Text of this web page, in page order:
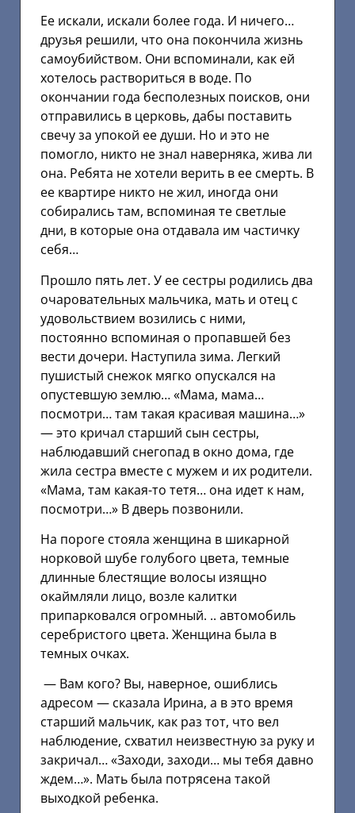
Ее искали, искали более года. И ничего…
друзья решили, что она покончила жизнь
самоубийством. Они вспоминали, как ей
хотелось раствориться в воде. По
окончании года бесполезных поисков, они
отправились в церковь, дабы поставить
свечу за упокой ее души. Но и это не
помогло, никто не знал наверняка, жива ли
она. Ребята не хотели верить в ее смерть. В
ее квартире никто не жил, иногда они
собирались там, вспоминая те светлые
дни, в которые она отдавала им частичку
себя…
Прошло пять лет. У ее сестры родились два
очаровательных мальчика, мать и отец с
удовольствием возились с ними,
постоянно вспоминая о пропавшей без
вести дочери. Наступила зима. Легкий
пушистый снежок мягко опускался на
опустевшую землю… «Мама, мама…
посмотри… там такая красивая машина…»
— это кричал старший сын сестры,
наблюдавший снегопад в окно дома, где
жила сестра вместе с мужем и их родители.
«Мама, там какая-то тетя… она идет к нам,
посмотри…» В дверь позвонили.
На пороге стояла женщина в шикарной
норковой шубе голубого цвета, темные
длинные блестящие волосы изящно
окаймляли лицо, возле калитки
припарковался огромный. .. автомобиль
серебристого цвета. Женщина была в
темных очках.
— Вам кого? Вы, наверное, ошиблись
адресом — сказала Ирина, а в это время
старший мальчик, как раз тот, что вел
наблюдение, схватил неизвестную за руку и
закричал… «Заходи, заходи… мы тебя давно
ждем…». Мать была потрясена такой
выходкой ребенка.